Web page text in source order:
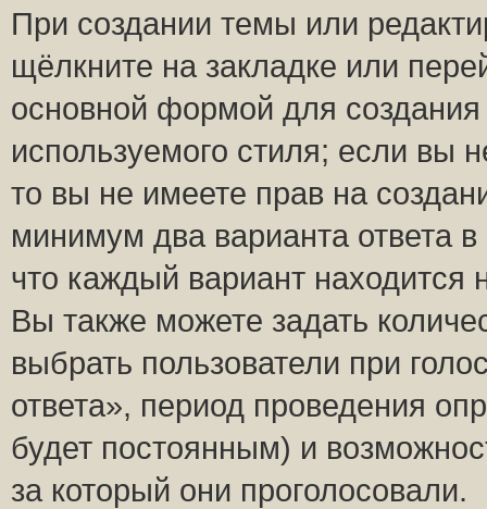
При создании темы или
щёлкните на закладке или
основной формой для
используемого стиля; если вы
то вы не имеете прав на
минимум два варианта ответа
что каждый вариант находится
Вы также можете задать
выбрать пользователи при
ответа», период проведения
будет постоянным) и
за который они проголосовали.